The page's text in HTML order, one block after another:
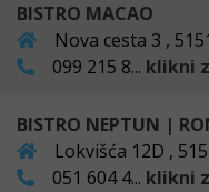
BISTRO MACAO
Nova cesta 3 ,
099 215 8... klikni
BISTRO NEPTUN |
Lokvišća 12D ,
051 604 4... klikni